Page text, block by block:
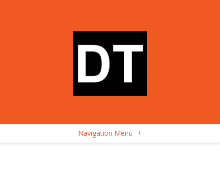
Navigation Menu +